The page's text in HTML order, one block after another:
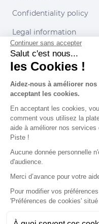
Confidentiality policy
Legal information
Conditions of use
Our partners
Continuer sans accepter
Salut c'est nous...
les Cookies !
Aidez-nous à améliorer nos
acceptant les cookies.
En acceptant les cookies,
comment vous utilisez la
aide à améliorer nos
Piste !
Aucune donnée personnelle
d'audience.
Merci d’avance pour votre
Pour modifier vos
'Préférences de cookies'